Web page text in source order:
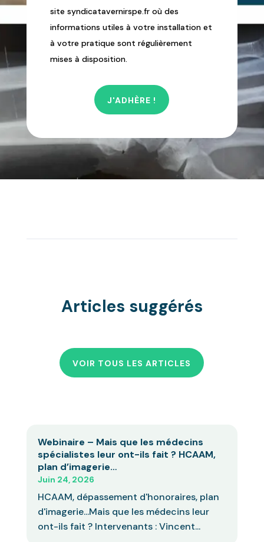
site syndicatavernirspe.fr où des
informations utiles à votre installation et
à votre pratique sont régulièrement
mises à disposition.
J'ADHÈRE !
Articles suggérés
VOIR TOUS LES ARTICLES
Webinaire – Mais que les médecins
spécialistes leur ont-ils fait ? HCAAM,
plan d’imagerie…
Juin 24, 2026
HCAAM, dépassement d'honoraires, plan
d'imagerie...Mais que les médecins leur
ont-ils fait ? Intervenants : Vincent...